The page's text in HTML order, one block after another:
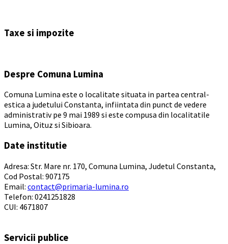
calendar
Taxe si impozite
Despre Comuna Lumina
Comuna Lumina este o localitate situata in partea central-
estica a judetului Constanta, infiintata din punct de vedere
administrativ pe 9 mai 1989 si este compusa din localitatile
Lumina, Oituz si Sibioara.
Date institutie
Adresa: Str. Mare nr. 170, Comuna Lumina, Judetul Constanta,
Cod Postal: 907175
Email: contact@primaria-lumina.ro
Telefon: 0241251828
CUI: 4671807
Servicii publice